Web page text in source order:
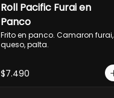
Roll Pacific Furai en
Panco
Frito en panco. Camaron furai,
queso, palta.
$7.490